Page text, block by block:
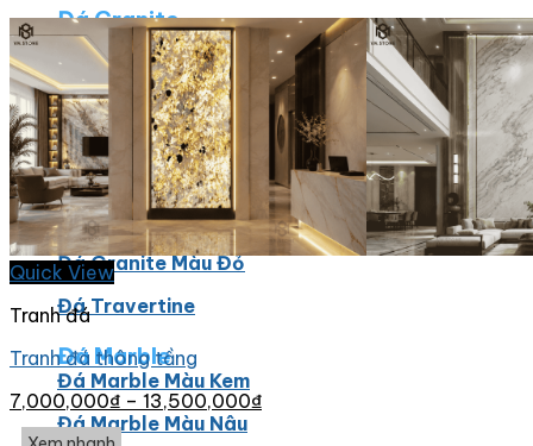
Đá Granite
Đá Granite Màu Vàng
Đá Granite Màu Xám
Đá Granite Màu Đen
Đá Granite Màu Xanh
Đá Granite Màu Nâu
Đá Granite Màu Đỏ
Đá Travertine
Đá Marble
Đá Marble Màu Kem
Đá Marble Màu Nâu
Quick View
Tranh đá
Tranh đá thông tầng
7,000,000₫ – 13,500,000₫